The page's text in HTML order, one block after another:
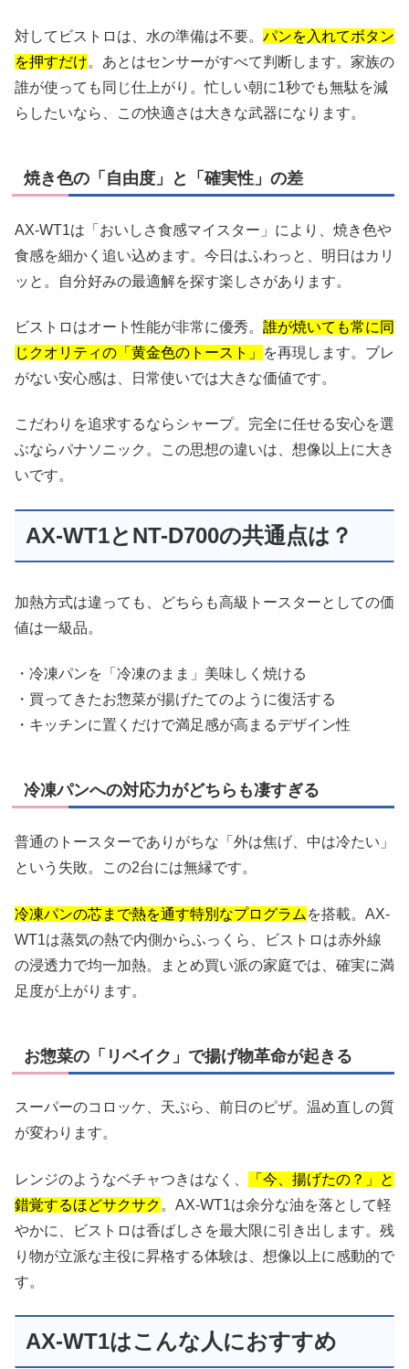
対してビストロは、水の準備は不要。 パンを入れてボタン
を押すだけ。あとはセンサーがすべて判断します。家族の
誰が使っても同じ仕上がり。忙しい朝に1秒でも無駄を減
らしたいなら、この快適さは大きな武器になります。
焼き色の「自由度」と「確実性」の差
AX-WT1は「おいしさ食感マイスター」により、焼き色や
食感を細かく追い込めます。今日はふわっと、明日はカリ
ッと。自分好みの最適解を探す楽しさがあります。
ビストロはオート性能が非常に優秀。 誰が焼いても常に同
じクオリティの「黄金色のトースト」
を再現します。ブレ
がない安心感は、日常使いでは大きな価値です。
こだわりを追求するならシャープ。完全に任せる安心を選
ぶならパナソニック。この思想の違いは、想像以上に大き
いです。
AX-WT1とNT-D700の共通点は？
加熱方式は違っても、どちらも高級トースターとしての価
値は一級品。
・冷凍パンを「冷凍のまま」美味しく焼ける
・買ってきたお惣菜が揚げたてのように復活する
・キッチンに置くだけで満足感が高まるデザイン性
冷凍パンへの対応力がどちらも凄すぎる
普通のトースターでありがちな「外は焦げ、中は冷たい」
という失敗。この2台には無縁です。
冷凍パンの芯まで熱を通す特別なプログラム を搭載。AX-
WT1は蒸気の熱で内側からふっくら、ビストロは赤外線
の浸透力で均一加熱。まとめ買い派の家庭では、確実に満
足度が上がります。
お惣菜の「リベイク」で揚げ物革命が起きる
スーパーのコロッケ、天ぷら、前日のピザ。温め直しの質
が変わります。
レンジのようなベチャつきはなく、
「今、揚げたの？」と
錯覚するほどサクサク 。AX-WT1は余分な油を落として軽
やかに、ビストロは香ばしさを最大限に引き出します。残
り物が立派な主役に昇格する体験は、想像以上に感動的で
す。
AX-WT1はこんな人におすすめ